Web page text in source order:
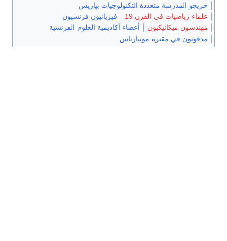
خريجو المدرسة متعددة التكنولوجيات بپاريس
علماء رياضيات في القرن 19
فيزيائيون فرنسيون
مهندسون ميكانيكيون
أعضاء أكاديمية العلوم الفرنسية
مدفونون في مقبرة مونپارناس